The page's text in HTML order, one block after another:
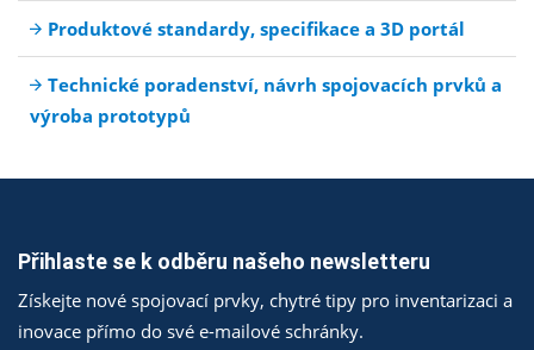
Produktové standardy, specifikace a 3D portál
Technické poradenství, návrh spojovacích prvků a
výroba prototypů
Přihlaste se k odběru našeho newsletteru
Získejte nové spojovací prvky, chytré tipy pro inventarizaci a
inovace přímo do své e-mailové schránky.